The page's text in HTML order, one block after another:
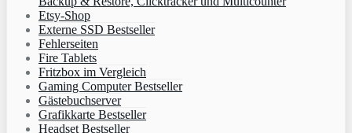
Etsy-Shop
Externe SSD Bestseller
Fehlerseiten
Fire Tablets
Fritzbox im Vergleich
Gaming Computer Bestseller
Gästebuchserver
Grafikkarte Bestseller
Headset Bestseller